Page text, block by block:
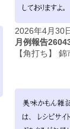
2026年4月30
月例報告
【角打ち】